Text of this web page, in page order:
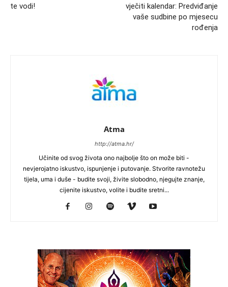
te vodi!
vječiti kalendar: Predviđanje
vaše sudbine po mjesecu
rođenja
Atma
http://atma.hr/
Učinite od svog života ono najbolje što on može biti -
nevjerojatno iskustvo, ispunjenje i putovanje. Stvorite ravnotežu
tijela, uma i duše - budite svoji, živite slobodno, njegujte znanje,
cijenite iskustvo, volite i budite sretni...